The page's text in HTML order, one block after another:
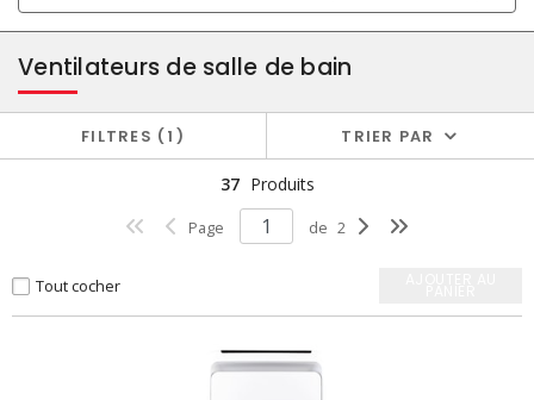
évacuation et ventilation
Ventilateurs de salle de bain
FILTRES 1 TRIER PAR
37 Produits
Page de 2
Tout cocher